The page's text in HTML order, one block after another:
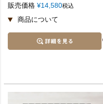
販売価格 ¥14,580税込